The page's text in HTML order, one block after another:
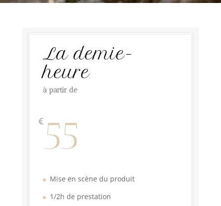
La demie-
heure
à partir de
€55
Mise en scène du produit
1/2h de prestation